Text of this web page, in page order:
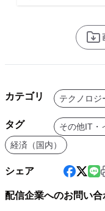
カテゴリ テクノロジ
タグ その他IT・
経済（国内）
シェア
配信企業へのお問い合